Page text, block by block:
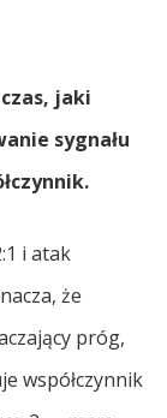
czas, jaki
sygnału
i atak
że
próg,
współczynnik